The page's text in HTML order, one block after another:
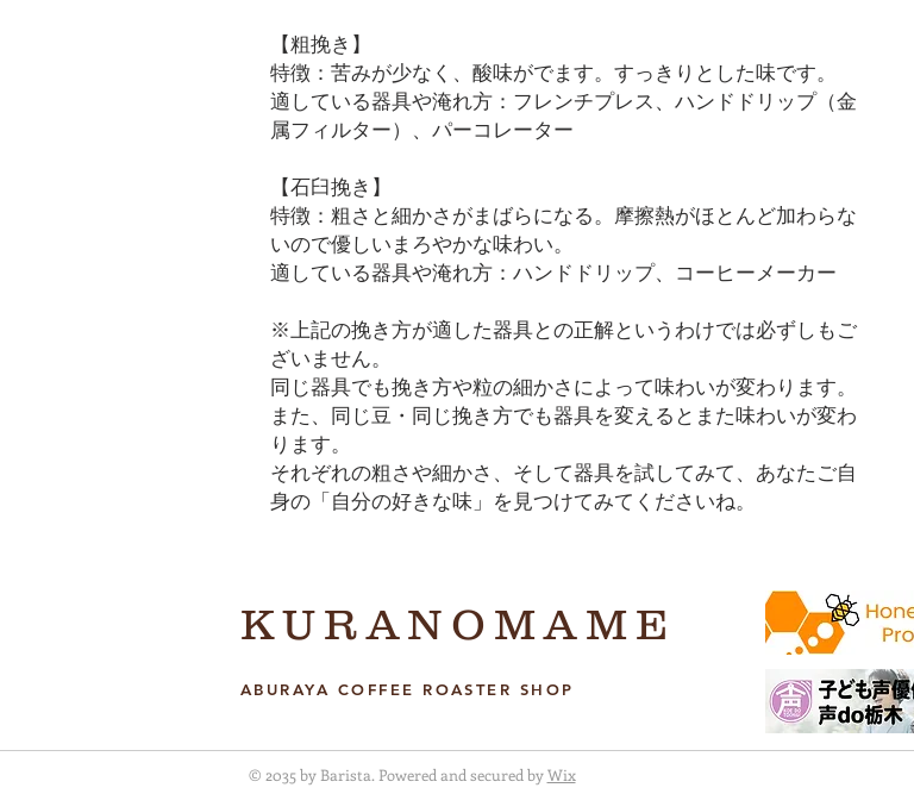
【粗挽き】
特徴：苦みが少なく、酸味がでます。すっきりとした味です。
適している器具や淹れ方：フレンチプレス、ハンドドリップ（金
属フィルター）、パーコレーター
【石臼挽き】
特徴：粗さと細かさがまばらになる。摩擦熱がほとんど加わらな
いので優しいまろやかな味わい。
適している器具や淹れ方：ハンドドリップ、コーヒーメーカー
※上記の挽き方が適した器具との正解というわけでは必ずしもご
ざいません。
同じ器具でも挽き方や粒の細かさによって味わいが変わります。
また、同じ豆・同じ挽き方でも器具を変えるとまた味わいが変わ
ります。
それぞれの粗さや細かさ、そして器具を試してみて、あなたご自
身の「自分の好きな味」を見つけてみてくださいね。
KURANOMAME
ABURAYA COFFEE ROASTER SHOP
© 2035 by Barista. Powered and secured byWix